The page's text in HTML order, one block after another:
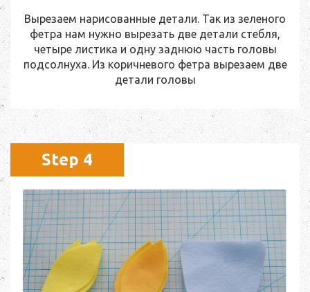
Вырезаем нарисованные детали. Так из зеленого
фетра нам нужно вырезать две детали стебля,
четыре листика и одну заднюю часть головы
подсолнуха. Из коричневого фетра вырезаем две
детали головы
Step 4